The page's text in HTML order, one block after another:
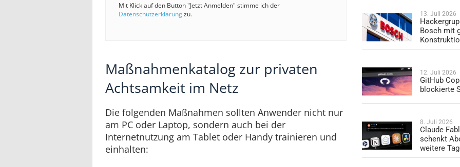
Mit Klick auf den Button "Jetzt Anmelden" stimme ich der
Datenschutzerklärungzu.
Maßnahmenkatalog zur privaten
Achtsamkeit im Netz
Die folgenden Maßnahmen sollten Anwender nicht nur
am PC oder Laptop, sondern auch bei der
Internetnutzung am Tablet oder Handy trainieren und
einhalten:
13. Juli 2026
Bosch mit
12. Juli 2026
GitHub
blockierte
8. Juli 2026
Claude
schenkt
weitere